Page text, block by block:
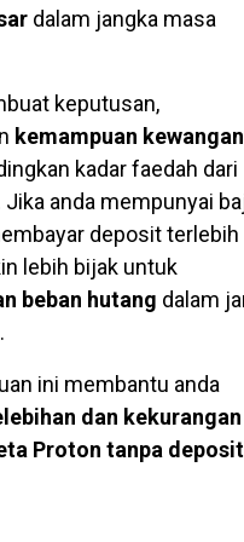
dalam jangka masa
keputusan,
kemampuan kewangan
kadar faedah dari
Jika anda mempunyai
deposit terlebih
lebih bijak untuk
beban hutang dalam
ini membantu anda
dan kekurangan
Proton tanpa deposit